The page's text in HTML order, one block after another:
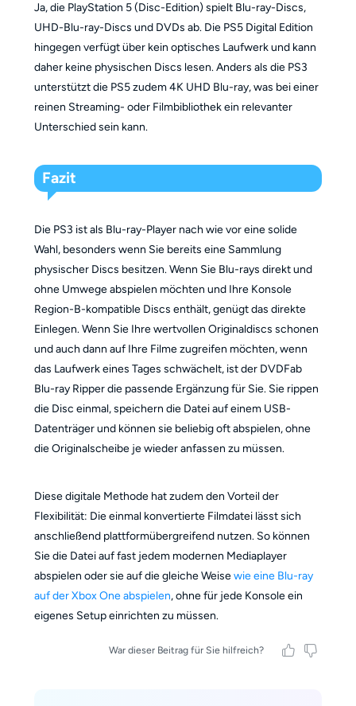
Ja, die PlayStation 5 (Disc-Edition) spielt Blu-ray-Discs,
UHD-Blu-ray-Discs und DVDs ab. Die PS5 Digital Edition
hingegen verfügt über kein optisches Laufwerk und kann
daher keine physischen Discs lesen. Anders als die PS3
unterstützt die PS5 zudem 4K UHD Blu-ray, was bei einer
reinen Streaming- oder Filmbibliothek ein relevanter
Unterschied sein kann.
Fazit
Die PS3 ist als Blu-ray-Player nach wie vor eine solide
Wahl, besonders wenn Sie bereits eine Sammlung
physischer Discs besitzen. Wenn Sie Blu-rays direkt und
ohne Umwege abspielen möchten und Ihre Konsole
Region-B-kompatible Discs enthält, genügt das direkte
Einlegen. Wenn Sie Ihre wertvollen Originaldiscs schonen
und auch dann auf Ihre Filme zugreifen möchten, wenn
das Laufwerk eines Tages schwächelt, ist der DVDFab
Blu-ray Ripper die passende Ergänzung für Sie. Sie rippen
die Disc einmal, speichern die Datei auf einem USB-
Datenträger und können sie beliebig oft abspielen, ohne
die Originalscheibe je wieder anfassen zu müssen.
Diese digitale Methode hat zudem den Vorteil der
Flexibilität: Die einmal konvertierte Filmdatei lässt sich
anschließend plattformübergreifend nutzen. So können
Sie die Datei auf fast jedem modernen Mediaplayer
abspielen oder sie auf die gleiche Weisewie eine Blu-ray
auf der Xbox One abspielen, ohne für jede Konsole ein
eigenes Setup einrichten zu müssen.
War dieser Beitrag für Sie hilfreich?